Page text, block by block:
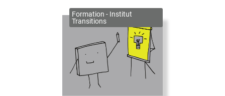
Formation - Institut
Transitions